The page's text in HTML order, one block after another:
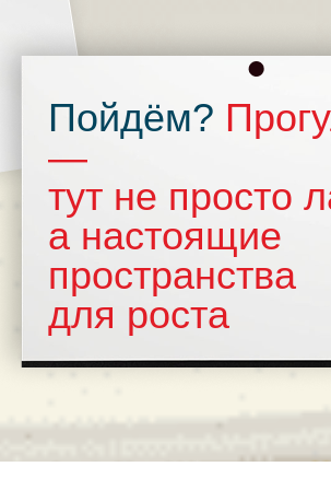
Пойдём?
—
тут не просто
а настоящие
пространства
для роста